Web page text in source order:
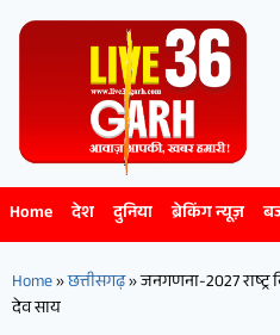
Home देश दुनिया ब्रेकिंग न्यूज़
Home»छत्तीसगढ़»जनगणना-2027 राष्ट्र
देव साय